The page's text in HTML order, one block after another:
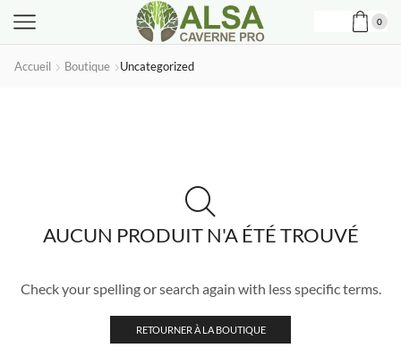
0
Accueil Boutique Uncategorized
AUCUN PRODUIT N'A ÉTÉ TROUVÉ
Check your spelling or search again with less specific terms.
RETOURNER À LA BOUTIQUE